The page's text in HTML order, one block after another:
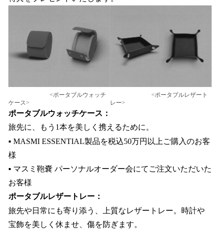
<ポータブルウォッチ
ケース>
<ポータブルレザート
レー>
ポータブルウォッチケース：
旅先に、もう1本を美しく携えるために。
▪ MASMI ESSENTIAL製品を税込50万円以上ご購入のお客
様
▪ マスミ鞄嚢 パーソナルオーダー会にてご注文いただいた
お客様
ポータブルレザートレー：
旅先や日常にも寄り添う、上質なレザートレー。時計や
宝飾を美しく休ませ、傷を防ぎます。